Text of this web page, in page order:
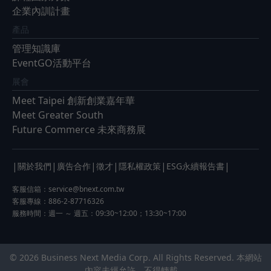
企業內訓計畫
產品
管理知識庫
EventGO活動平台
展會
Meet Taipei 創新創業嘉年華
Meet Greater South
Future Commerce 未來商務展
| 關於我們 | 廣告合作 | 徵才 | 隱私權政策 | ESG永續報告書 |
客服信箱： service@bnext.com.tw
客服專線：886-2-87716326
服務時間：週一 ～ 週五：09:30~12:00；13:30~17:00
© 2026 Business Next Media Corp. All Rights Reserved. 本網站